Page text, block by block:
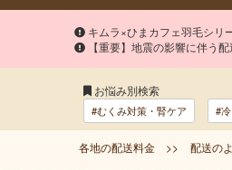
キムラ×ひまカフェ羽毛シ
【重要】地震の影響に伴う
お悩み別検索
#むくみ対策・腎ケア #
各地の配送料金 >> 配送の